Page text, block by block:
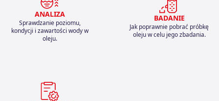
ANALIZA
Sprawdzanie poziomu,
kondycji i zawartości wody w
oleju.
BADANIE
Jak poprawnie pobrać próbkę
oleju w celu jego zbadania.